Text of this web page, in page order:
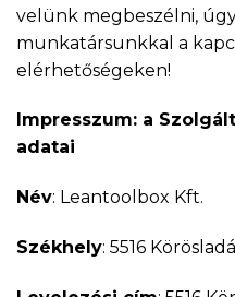
velünk megbeszélni,
munkatársunkkal a
elérhetőségeken!
Impresszum: a
adatai
Név: Leantoolbox Kft.
Székhely: 5516